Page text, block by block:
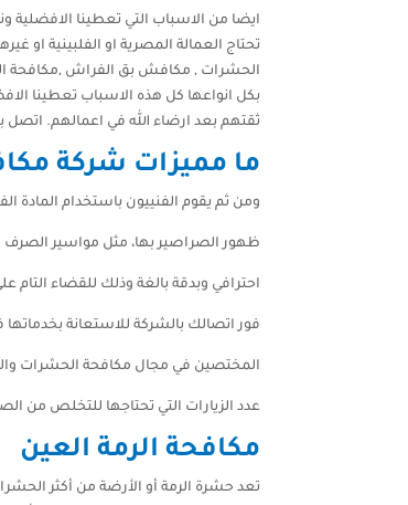
ايضا من الاسباب التي تعطينا
تحتاج العمالة المصرية او الفلبينية
الحشرات , مكافش بق الفراش ,مكافحة
بكل انواعها كل هذه الاسباب تعطينا
ثقتهم بعد ارضاء الله في اعمالهم. اتصل بنا علي
ما مميزات شركة
ومن ثم يقوم الفنييون باستخدام المادة
ظهور الصراصير بها، مثل مواسير
احترافي وبدقة بالغة وذلك للقضاء
فور اتصالك بالشركة للاستعانة
المختصين في مجال مكافحة الحشرات
عدد الزيارات التي تحتاجها للتخلص من
مكافحة الرمة العين
تعد حشرة الرمة أو الأرضة من أكثر